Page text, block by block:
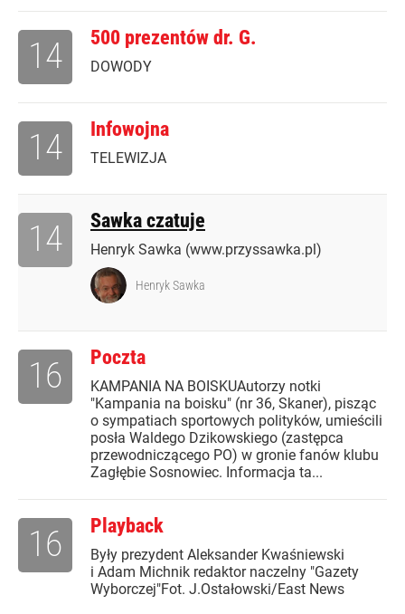
500 prezentów dr. G.
DOWODY
14
Infowojna
TELEWIZJA
14
Sawka czatuje
Henryk Sawka (www.przyssawka.pl)
14
Henryk Sawka
Poczta
KAMPANIA NA BOISKUAutorzy notki
"Kampania na boisku" (nr 36, Skaner), pisząc
o sympatiach sportowych polityków, umieścili
posła Waldego Dzikowskiego (zastępca
przewodniczącego PO) w gronie fanów klubu
Zagłębie Sosnowiec. Informacja ta...
16
Playback
Były prezydent Aleksander Kwaśniewski
i Adam Michnik redaktor naczelny "Gazety
Wyborczej"Fot. J.Ostałowski/East News
16